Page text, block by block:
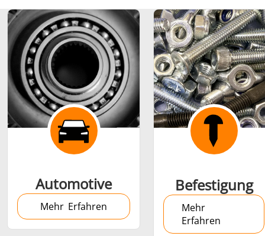
Schrumpfverbindung
Generator mit
Controller
Automotive
Mehr Erfahren
Befestigung
Mehr
Erfahren